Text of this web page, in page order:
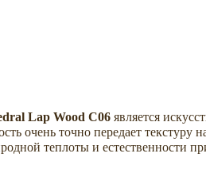
Lap Wood C06 является
очень точно передает текстуру
теплоты и естественности